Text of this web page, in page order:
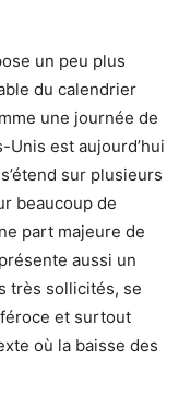
un peu plus
du calendrier
une journée de
est aujourd’hui
sur plusieurs
beaucoup de
part majeure de
aussi un
très sollicités, se
et surtout
où la baisse des